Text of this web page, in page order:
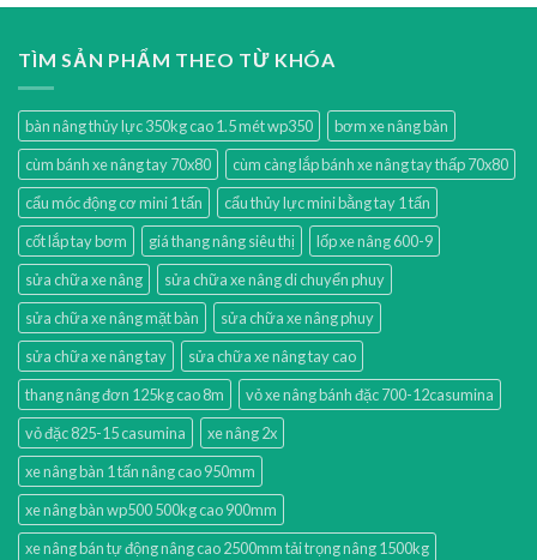
TÌM SẢN PHẨM THEO TỪ KHÓA
bàn nâng thủy lực 350kg cao 1.5 mét wp350
bơm xe nâng bàn
cùm bánh xe nâng tay 70x80
cùm càng lắp bánh xe nâng tay thấp 70x80
cẩu móc động cơ mini 1 tấn
cẩu thủy lực mini bằng tay 1 tấn
cốt lắp tay bơm
giá thang nâng siêu thị
lốp xe nâng 600-9
sửa chữa xe nâng
sửa chữa xe nâng di chuyển phuy
sửa chữa xe nâng mặt bàn
sửa chữa xe nâng phuy
sửa chữa xe nâng tay
sửa chữa xe nâng tay cao
thang nâng đơn 125kg cao 8m
vỏ xe nâng bánh đặc 700-12casumina
vỏ đặc 825-15 casumina
xe nâng 2x
xe nâng bàn 1 tấn nâng cao 950mm
xe nâng bàn wp500 500kg cao 900mm
xe nâng bán tự động nâng cao 2500mm tải trọng nâng 1500kg